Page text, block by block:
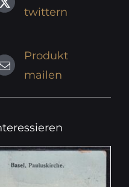
twittern
Produkt
mailen